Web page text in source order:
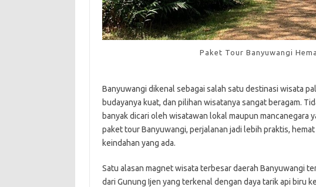
Paket Tour Banyuwangi
Banyuwangi dikenal sebagai salah satu destinasi wisata
budayanya kuat, dan pilihan wisatanya sangat beragam.
banyak dicari oleh wisatawan lokal maupun mancanegara
paket tour Banyuwangi, perjalanan jadi lebih praktis,
keindahan yang ada.
Satu alasan magnet wisata terbesar daerah Banyuwangi
dari Gunung Ijen yang terkenal dengan daya tarik api biru